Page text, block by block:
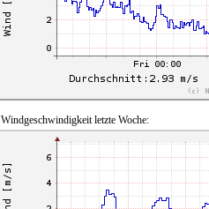
Windgeschwindigkeit letzte Woche: